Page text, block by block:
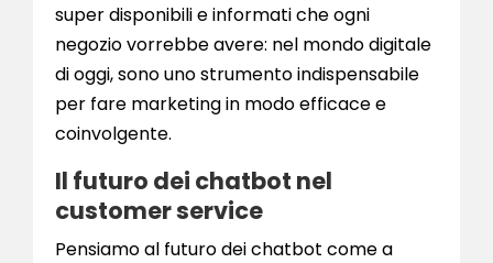
super disponibili e informati che ogni
negozio vorrebbe avere: nel mondo digitale
di oggi, sono uno strumento indispensabile
per fare marketing in modo efficace e
coinvolgente.
Il futuro dei chatbot nel
customer service
Pensiamo al futuro dei chatbot come a